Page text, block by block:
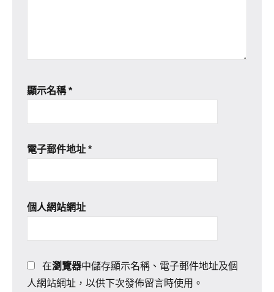
顯示名稱*
電子郵件地址 *
個人網站網址
在瀏覽器中儲存顯示名稱、電子郵件地址及個
人網站網址，以供下次發佈留言時使用。